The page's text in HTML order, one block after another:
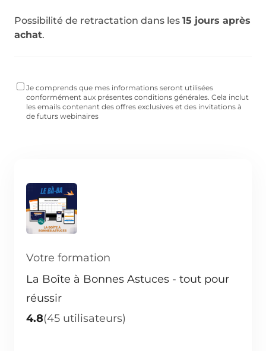
Possibilité de retractation dans les 15 jours après
achat.
Je comprends que mes informations seront utilisées
conformément aux présentes conditions générales. Cela inclut
les emails contenant des offres exclusives et des invitations à
de futurs webinaires
Votre formation
La Boîte à Bonnes Astuces - tout pour
réussir
4.8(45 utilisateurs)